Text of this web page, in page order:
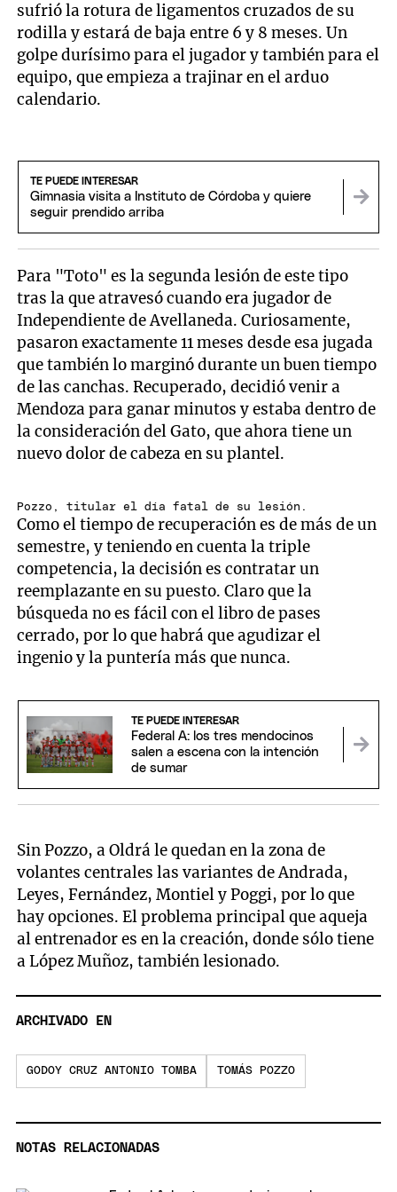
sufrió la rotura de ligamentos cruzados de su
rodilla y estará de baja entre 6 y 8 meses. Un
golpe durísimo para el jugador y también para el
equipo, que empieza a trajinar en el arduo
calendario.
TE PUEDE INTERESAR
Gimnasia visita a Instituto de Córdoba y quiere
seguir prendido arriba
Para "Toto" es la segunda lesión de este tipo
tras la que atravesó cuando era jugador de
Independiente de Avellaneda. Curiosamente,
pasaron exactamente 11 meses desde esa jugada
que también lo marginó durante un buen tiempo
de las canchas. Recuperado, decidió venir a
Mendoza para ganar minutos y estaba dentro de
la consideración del Gato, que ahora tiene un
nuevo dolor de cabeza en su plantel.
Pozzo, titular el día fatal de su lesión.
Como el tiempo de recuperación es de más de un
semestre, y teniendo en cuenta la triple
competencia, la decisión es contratar un
reemplazante en su puesto. Claro que la
búsqueda no es fácil con el libro de pases
cerrado, por lo que habrá que agudizar el
ingenio y la puntería más que nunca.
TE PUEDE INTERESAR
Federal A: los tres mendocinos
salen a escena con la intención
de sumar
Sin Pozzo, a Oldrá le quedan en la zona de
volantes centrales las variantes de Andrada,
Leyes, Fernández, Montiel y Poggi, por lo que
hay opciones. El problema principal que aqueja
al entrenador es en la creación, donde sólo tiene
a López Muñoz, también lesionado.
ARCHIVADO EN
GODOY CRUZ ANTONIO TOMBA TOMÁS POZZO
NOTAS RELACIONADAS